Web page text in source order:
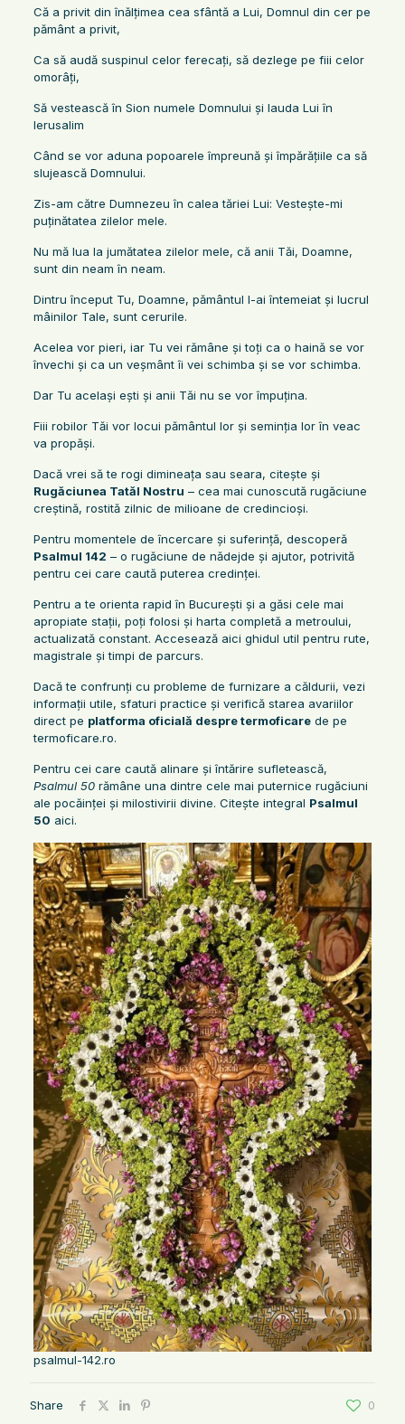
Că a privit din înălţimea cea sfântă a Lui, Domnul din cer pe
pământ a privit,
Ca să audă suspinul celor ferecaţi, să dezlege pe fiii celor
omorâţi,
Să vestească în Sion numele Domnului şi lauda Lui în
Ierusalim
Când se vor aduna popoarele împreună şi împărăţiile ca să
slujească Domnului.
Zis-am către Dumnezeu în calea tăriei Lui: Vesteşte-mi
puţinătatea zilelor mele.
Nu mă lua la jumătatea zilelor mele, că anii Tăi, Doamne,
sunt din neam în neam.
Dintru început Tu, Doamne, pământul l-ai întemeiat şi lucrul
mâinilor Tale, sunt cerurile.
Acelea vor pieri, iar Tu vei rămâne şi toţi ca o haină se vor
învechi şi ca un veşmânt îi vei schimba şi se vor schimba.
Dar Tu acelaşi eşti şi anii Tăi nu se vor împuţina.
Fiii robilor Tăi vor locui pământul lor şi seminţia lor în veac
va propăşi.
Dacă vrei să te rogi dimineața sau seara, citește și
Rugăciunea Tatăl Nostru – cea mai cunoscută rugăciune
creștină, rostită zilnic de milioane de credincioși.
Pentru momentele de încercare și suferință, descoperă
Psalmul 142 – o rugăciune de nădejde și ajutor, potrivită
pentru cei care caută puterea credinței.
Pentru a te orienta rapid în București și a găsi cele mai
apropiate stații, poți folosi și harta completă a metroului,
actualizată constant. Accesează aici ghidul util pentru rute,
magistrale și timpi de parcurs.
Dacă te confrunți cu probleme de furnizare a căldurii, vezi
informații utile, sfaturi practice și verifică starea avariilor
direct pe platforma oficială despre termoficarede pe
termoficare.ro.
Pentru cei care caută alinare și întărire sufletească,
Psalmul 50rămâne una dintre cele mai puternice rugăciuni
ale pocăinței și milostivirii divine. Citește integral Psalmul
50 aici.
psalmul-142.ro
Share 0